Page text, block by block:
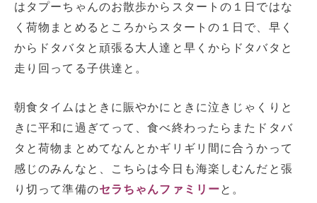
はタプーちゃんのお散歩からスタートの１日ではな
く荷物まとめるところからスタートの１日で、早く
からドタバタと頑張る大人達と早くからドタバタと
走り回ってる子供達と。
朝食タイムはときに賑やかにときに泣きじゃくりと
きに平和に過ぎてって、食べ終わったらまたドタバ
タと荷物まとめてなんとかギリギリ間に合うかって
感じのみんなと、こちらは今日も海楽しむんだと張
り切って準備のセラちゃんファミリーと。